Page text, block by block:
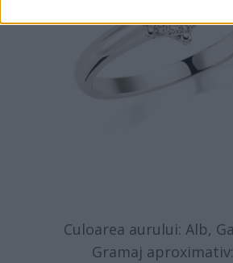
Culoarea aurului: Alb,
Gramaj